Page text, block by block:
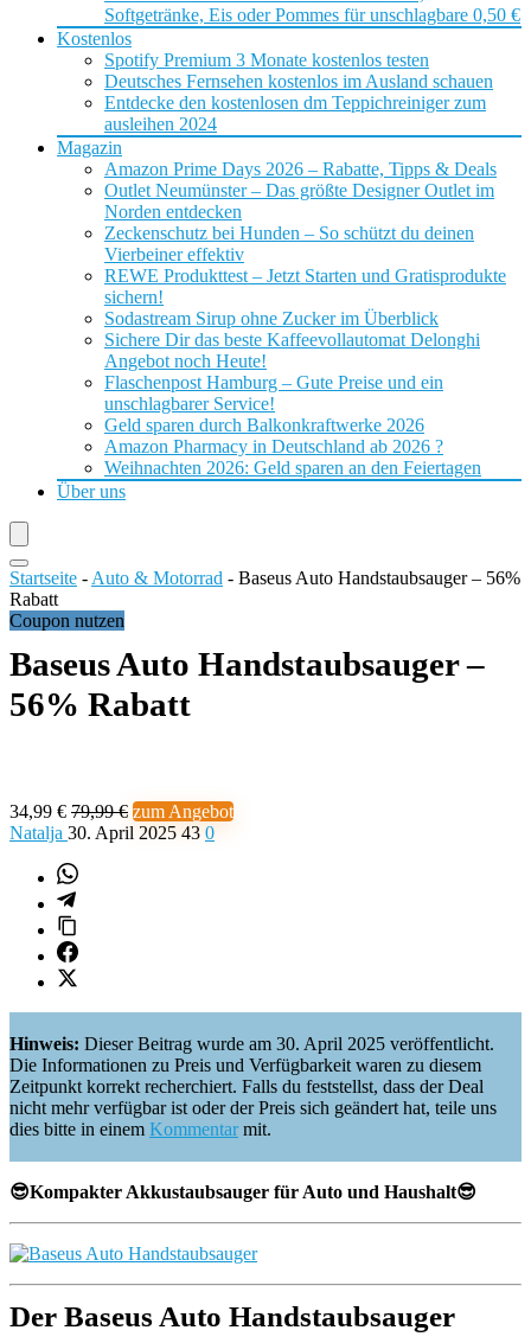
Softgetränke, Eis oder Pommes für unschlagbare 0,50 €
Kostenlos
Spotify Premium 3 Monate kostenlos testen
Deutsches Fernsehen kostenlos im Ausland schauen
Entdecke den kostenlosen dm Teppichreiniger zum
ausleihen 2024
Magazin
Amazon Prime Days 2026 – Rabatte, Tipps & Deals
Outlet Neumünster – Das größte Designer Outlet im
Norden entdecken
Zeckenschutz bei Hunden – So schützt du deinen
Vierbeiner effektiv
REWE Produkttest – Jetzt Starten und Gratisprodukte
sichern!
Sodastream Sirup ohne Zucker im Überblick
Sichere Dir das beste Kaffeevollautomat Delonghi
Angebot noch Heute!
Flaschenpost Hamburg – Gute Preise und ein
unschlagbarer Service!
Geld sparen durch Balkonkraftwerke 2026
Amazon Pharmacy in Deutschland ab 2026 ?
Weihnachten 2026: Geld sparen an den Feiertagen
Über uns
Startseite - Auto & Motorrad - Baseus Auto Handstaubsauger – 56%
Rabatt
Coupon nutzen
Baseus Auto Handstaubsauger –
56% Rabatt
34,99 € 79,99 € zum Angebot
Natalja 30. April 2025 43 0
Hinweis: Dieser Beitrag wurde am 30. April 2025 veröffentlicht.
Die Informationen zu Preis und Verfügbarkeit waren zu diesem
Zeitpunkt korrekt recherchiert. Falls du feststellst, dass der Deal
nicht mehr verfügbar ist oder der Preis sich geändert hat, teile uns
dies bitte in einem Kommentarmit.
😎Kompakter Akkustaubsauger für Auto und Haushalt😎
Der Baseus Auto Handstaubsauger